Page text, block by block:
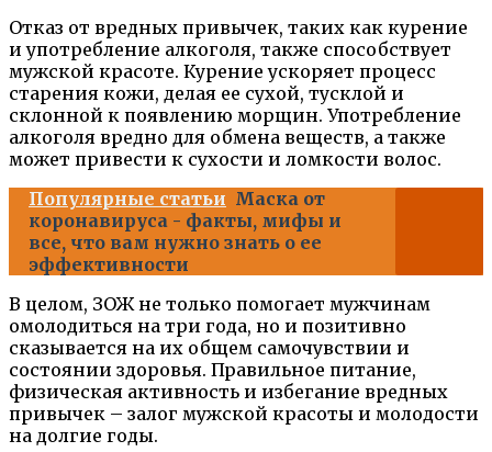
Отказ от вредных привычек, таких как курение
и употребление алкоголя, также способствует
мужской красоте. Курение ускоряет процесс
старения кожи, делая ее сухой, тусклой и
склонной к появлению морщин. Употребление
алкоголя вредно для обмена веществ, а также
может привести к сухости и ломкости волос.
Популярные статьи Маска от
коронавируса - факты, мифы и
все, что вам нужно знать о ее
эффективности
В целом, ЗОЖ не только помогает мужчинам
омолодиться на три года, но и позитивно
сказывается на их общем самочувствии и
состоянии здоровья. Правильное питание,
физическая активность и избегание вредных
привычек – залог мужской красоты и молодости
на долгие годы.